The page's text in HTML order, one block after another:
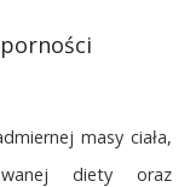
masy ciała,
diety oraz